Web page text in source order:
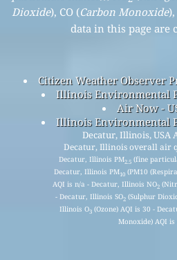
Dioxide), CO (Carbon Monoxide
data in this page are
Citizen Weather Observer
Illinois Environmental
Air Now -
Illinois Environmental
Decatur, Illinois, USA
Decatur, Illinois overall air
Decatur, Illinois PM2.5 (fine
Decatur, Illinois PM10 (PM10
AQI is n/a - Decatur, Illinois NO2
- Decatur, Illinois SO2 (Sulphur
Illinois O3 (Ozone) AQI is 30 -
Monoxide) AQI is